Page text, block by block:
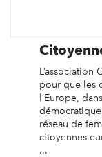
L’association
pour que les
l’Europe,
réseau de
citoyennes
...